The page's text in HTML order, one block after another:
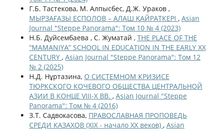
Г.Б. Тастекова, М. Алпысбес, Д.Ж. Ураков ,
МЫРЗАҒАЗЫ ЕСПОЛОВ – АЛАШ ҚАЙРАТКЕРІ , Asian
Journal "Steppe Panorama": Том 10 № 4 (2023)
Н.Б. Дуйсембаева , С. Жуматай , THE PLACE OF THE
“MAMANIYA” SCHOOL IN EDUCATION IN THE EARLY XX
CENTURY , Asian Journal "Steppe Panorama": Том 12
№ 2 (2025)
Н.Д. Нұртазина, О СИСТЕМНОМ КРИЗИСЕ
ТЮРКСКОГО КОЧЕВОГО ОБЩЕСТВА ЦЕНТРАЛЬНОЙ
АЗИИ В КОНЦЕ VIII-X ВВ. , Asian Journal "Steppe
Panorama": Том № 4 (2016)
З.Т. Садвокасова, ПРАВОСЛАВНАЯ ПРОПОВЕДЬ
СРЕДИ КАЗАХОВ (XIX - начало XX веков) , Asian